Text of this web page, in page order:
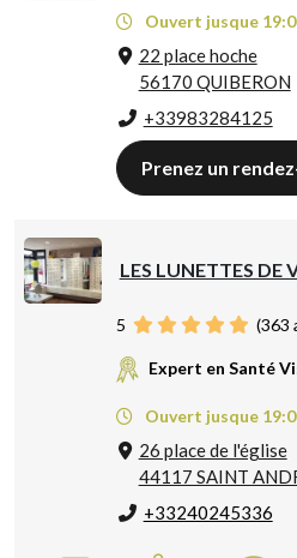
Ouvert jusque
22 place hoche
56170 QUIBERON
+33983284125
Prenez un
LES LUNETTES DE
5 (363
Expert en Santé
Ouvert jusque
26 place de l'église
44117 SAINT
+33240245336